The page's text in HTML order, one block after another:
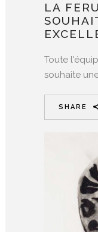
LA
Toute
souhaite
SHARE